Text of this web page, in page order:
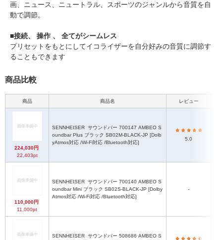
画、ニュース、ニュートラル、スポーツのジャンルから音質を自
動で調節。
■接続、 操作 、 全てがシームレス
プリセットをもとにしてイコライザーを自分好みの音質に調節す
ることもできます
商品比較
商品 商品名 レビュー
224,030円
22,403pt
SENNHEISER
oundbar Plus ブラック SB02M-BLACK-JP [Dolb
yAtmos対応 /Wi-Fi対応 /Bluetooth対応]
5.0
110,000円
11,000pt
SENNHEISER
oundbar Mini ブラック SB02S-BLACK-JP [Dolby
Atmos対応 /Wi-Fi対応 /Bluetooth対応]
-
SENNHEISER